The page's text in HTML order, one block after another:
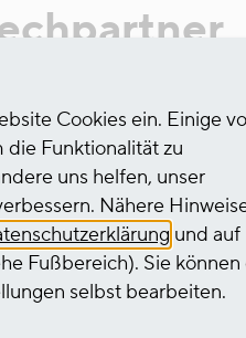
Christian
Pressesprecher
Telefon 0221 / 390 11
E-Mail
Häfen und
Cookies ein. Einige
die Funktionalität zu
uns helfen, unser
Nähere
und auf
Fußbereich). Sie
selbst bearbeiten.